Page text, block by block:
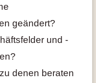
geändert?
und -
denen beraten